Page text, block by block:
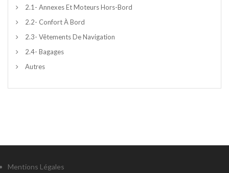
2.1- Annexes Et Moteurs Hors-Bord
2.2- Confort À Bord
2.3- Vêtements De Navigation
2.4- Bagages
Autres
Mentions Légales